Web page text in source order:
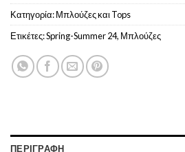
Κατηγορία:Μπλούζες και Tops
Ετικέτες:Spring-Summer 24, Μπλούζες
ΠΕΡΙΓΡΑΦΉ